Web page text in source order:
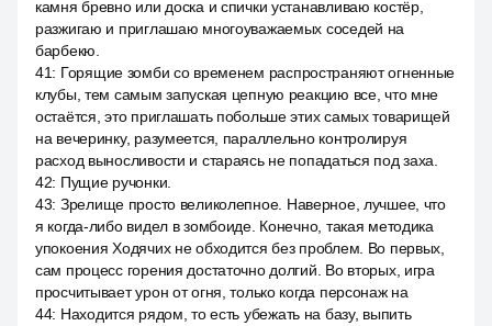
камня бревно или доска и спички устанавливаю костёр,
разжигаю и приглашаю многоуважаемых соседей на
барбекю.
41: Горящие зомби со временем распространяют огненные
клубы, тем самым запуская цепную реакцию все, что мне
остаётся, это приглашать побольше этих самых товарищей
на вечеринку, разумеется, параллельно контролируя
расход выносливости и стараясь не попадаться под заха.
42: Пущие ручонки.
43: Зрелище просто великолепное. Наверное, лучшее, что
я когда-либо видел в зомбоиде. Конечно, такая методика
упокоения Ходячих не обходится без проблем. Во первых,
сам процесс горения достаточно долгий. Во вторых, игра
просчитывает урон от огня, только когда персонаж на
44: Находится рядом, то есть убежать на базу, выпить